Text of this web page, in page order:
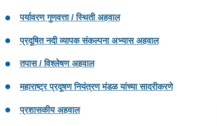
पर्यावरण गुणवत्ता / स्थिती अहवाल
प्रदूषित नदी व्यापक संकल्पना अभ्यास अहवाल
तपास / विश्लेषण अहवाल
महाराष्ट्र प्रदूषण नियंत्रण मंडळ यांच्या सादरीकरणे
प्रशासकीय अहवाल